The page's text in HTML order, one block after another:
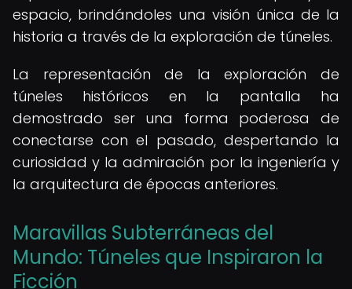
espacio, brindándoles una visión única de la
historia a través de la exploración de túneles.
La representación de la exploración de
túneles históricos en la pantalla ha
demostrado ser una forma poderosa de
conectarse con el pasado, despertando la
curiosidad y la admiración por la ingeniería y
la arquitectura de épocas anteriores.
Maravillas Subterráneas del
Mundo: Túneles que Inspiraron la
Ficción